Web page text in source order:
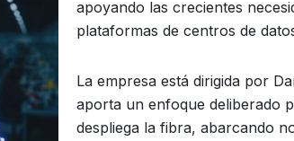
apoyando las crecientes
plataformas de centros de
La empresa está dirigida por
aporta un enfoque deliberado
despliega la fibra, abarcando